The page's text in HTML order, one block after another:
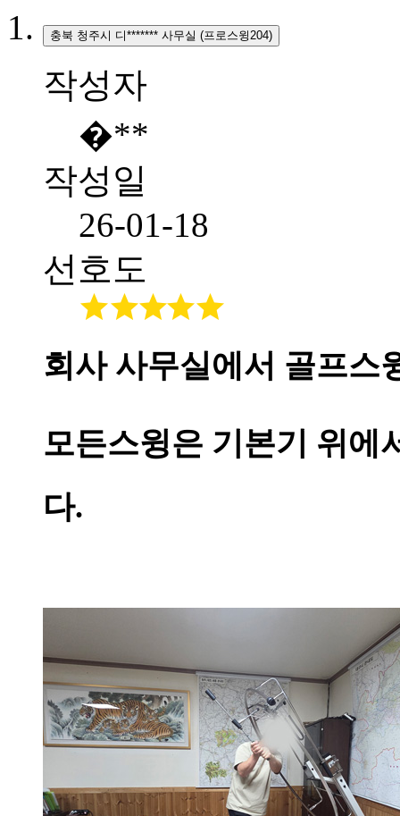
충북 청주시 디******* 사무실 (프로스윙204)
작성자
�**
작성일
26-01-18
선호도
회사 사무실에서 골프스
모든스윙은 기본기 위에
다.